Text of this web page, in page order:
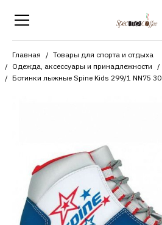
Главная
Товары для спорта и отдыха
Одежда, аксессуары и принадлежности
Ботинки лыжные Spine Kids 299/1 NN75 30